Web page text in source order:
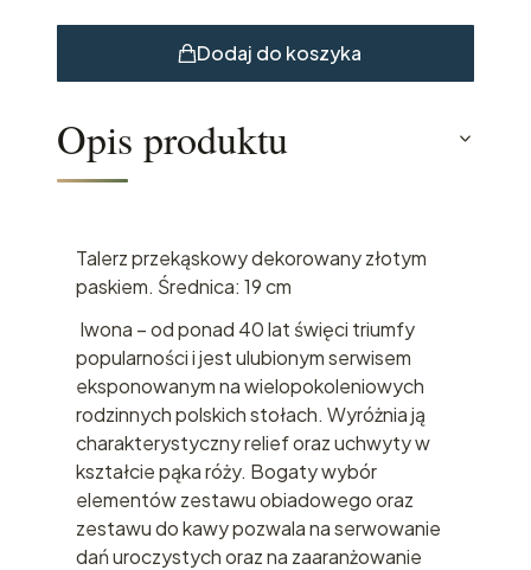
Dodaj do koszyka
Opis produktu
Talerz przekąskowy dekorowany złotym
paskiem. Średnica: 19 cm
Iwona – od ponad 40 lat święci triumfy
popularności i jest ulubionym serwisem
eksponowanym na wielopokoleniowych
rodzinnych polskich stołach. Wyróżnia ją
charakterystyczny relief oraz uchwyty w
kształcie pąka róży. Bogaty wybór
elementów zestawu obiadowego oraz
zestawu do kawy pozwala na serwowanie
dań uroczystych oraz na zaaranżowanie